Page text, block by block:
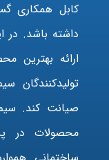
کابل همکاری
داشته باشد. در
ارائه بهترین
تولیدکنندگان
صیانت کند.
محصولات در